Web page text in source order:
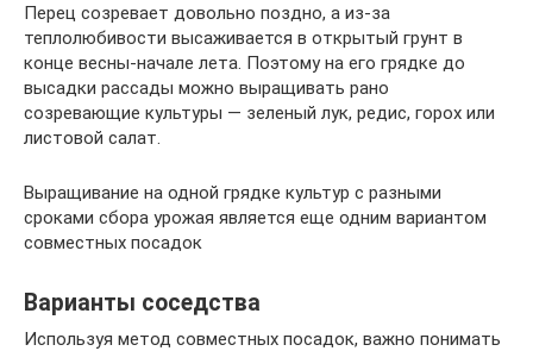
Перец созревает довольно поздно, а из-за
теплолюбивости высаживается в открытый грунт в
конце весны-начале лета. Поэтому на его грядке до
высадки рассады можно выращивать рано
созревающие культуры — зеленый лук, редис, горох или
листовой салат.
Выращивание на одной грядке культур с разными
сроками сбора урожая является еще одним вариантом
совместных посадок
Варианты соседства
Используя метод совместных посадок, важно понимать